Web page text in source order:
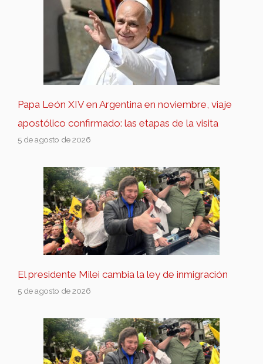
Papa León XIV en Argentina en noviembre, viaje
apostólico confirmado: las etapas de la visita
5 de agosto de 2026
El presidente Milei cambia la ley de inmigración
5 de agosto de 2026